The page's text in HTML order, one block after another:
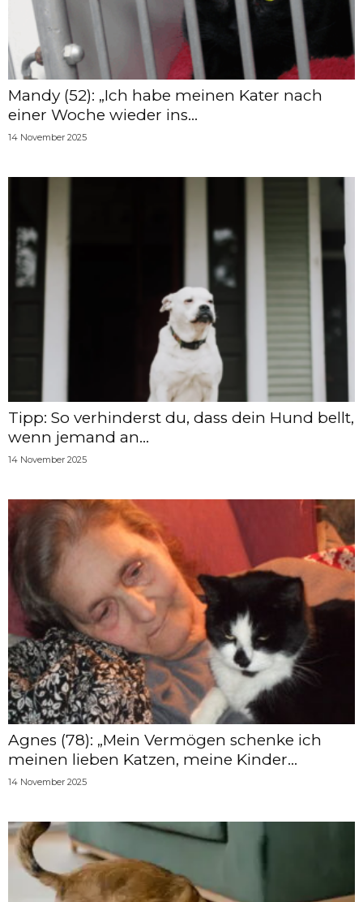
Mandy (52): „Ich habe meinen Kater nach
einer Woche wieder ins...
14 November 2025
Tipp: So verhinderst du, dass dein Hund bellt,
wenn jemand an...
14 November 2025
Agnes (78): „Mein Vermögen schenke ich
meinen lieben Katzen, meine Kinder...
14 November 2025